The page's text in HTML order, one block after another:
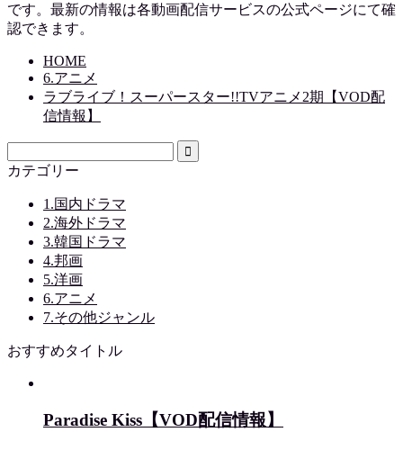
です。最新の情報は各動画配信サービスの公式ページにて確
認できます。
HOME
6.アニメ
ラブライブ！スーパースター!!TVアニメ2期【VOD配
信情報】
カテゴリー
1.国内ドラマ
2.海外ドラマ
3.韓国ドラマ
4.邦画
5.洋画
6.アニメ
7.その他ジャンル
おすすめタイトル
Paradise Kiss【VOD配信情報】